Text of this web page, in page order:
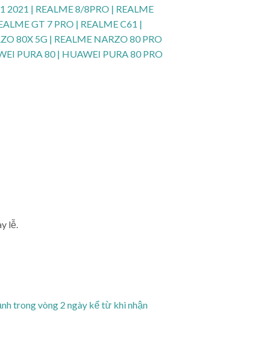
2021 | REALME 8/8PRO | REALME
GT 7 PRO | REALME C61 |
80X 5G | REALME NARZO 80 PRO
PURA 80 | HUAWEI PURA 80 PRO
lễ.
trong vòng 2 ngày kể từ khi nhận